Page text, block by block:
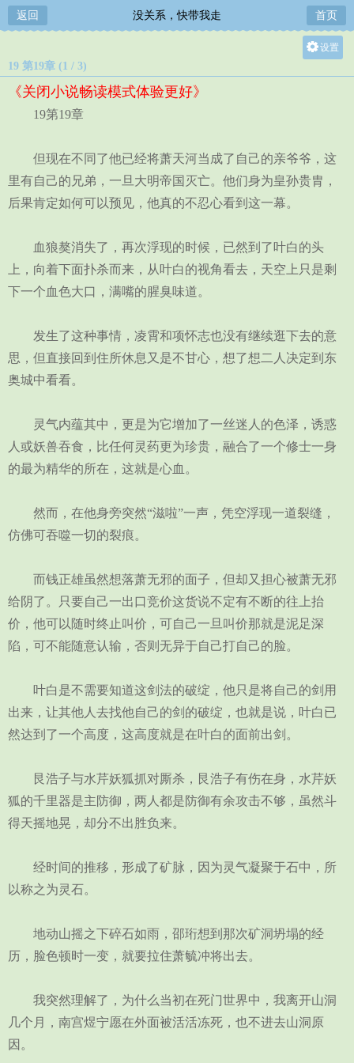
返回 没关系，快带我走 首页
设置
19 第19章 (1 / 3)
《关闭小说畅读模式体验更好》
19第19章
但现在不同了他已经将萧天河当成了自己的亲爷爷，这
里有自己的兄弟，一旦大明帝国灭亡。他们身为皇孙贵胄，
后果肯定如何可以预见，他真的不忍心看到这一幕。
血狼獒消失了，再次浮现的时候，已然到了叶白的头
上，向着下面扑杀而来，从叶白的视角看去，天空上只是剩
下一个血色大口，满嘴的腥臭味道。
发生了这种事情，凌霄和项怀志也没有继续逛下去的意
思，但直接回到住所休息又是不甘心，想了想二人决定到东
奥城中看看。
灵气内蕴其中，更是为它增加了一丝迷人的色泽，诱惑
人或妖兽吞食，比任何灵药更为珍贵，融合了一个修士一身
的最为精华的所在，这就是心血。
然而，在他身旁突然“滋啦”一声，凭空浮现一道裂缝，
仿佛可吞噬一切的裂痕。
而钱正雄虽然想落萧无邪的面子，但却又担心被萧无邪
给阴了。只要自己一出口竞价这货说不定有不断的往上抬
价，他可以随时终止叫价，可自己一旦叫价那就是泥足深
陷，可不能随意认输，否则无异于自己打自己的脸。
叶白是不需要知道这剑法的破绽，他只是将自己的剑用
出来，让其他人去找他自己的剑的破绽，也就是说，叶白已
然达到了一个高度，这高度就是在叶白的面前出剑。
艮浩子与水芹妖狐抓对厮杀，艮浩子有伤在身，水芹妖
狐的千里器是主防御，两人都是防御有余攻击不够，虽然斗
得天摇地晃，却分不出胜负来。
经时间的推移，形成了矿脉，因为灵气凝聚于石中，所
以称之为灵石。
地动山摇之下碎石如雨，邵珩想到那次矿洞坍塌的经
历，脸色顿时一变，就要拉住萧毓冲将出去。
我突然理解了，为什么当初在死门世界中，我离开山洞
几个月，南宫煜宁愿在外面被活活冻死，也不进去山洞原
因。